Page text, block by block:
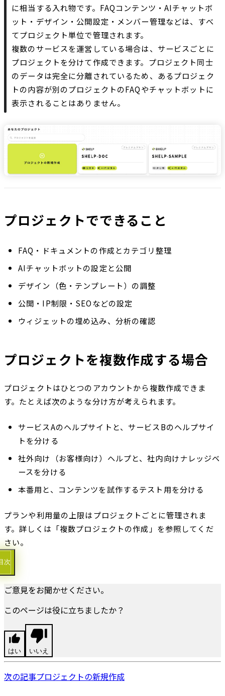
に相当する入れ物です。FAQコンテンツ・AIチャットボ
ット・デザイン・公開設定・メンバー管理などは、すべ
てプロジェクト単位で管理されます。
複数のサービスを運営している場合は、サービスごとに
プロジェクトを分けて作成できます。プロジェクト同士
のデータは完全に分離されているため、あるプロジェク
トの内容が別のプロジェクトのFAQやチャットボットに
表示されることはありません。
プロジェクトでできること
FAQ・ドキュメントの作成とカテゴリ整理
AIチャットボットの設定と公開
デザイン（色・テンプレート）の調整
公開・IP制限・SEOなどの設定
ウィジェットの埋め込み、分析の確認
プロジェクトを複数作成する場合
プロジェクトはひとつのアカウントから複数作成できま
す。たとえば次のような分け方が考えられます。
サービスAのヘルプサイトと、サービスBのヘルプサイ
トを分ける
社外向け（お客様向け）ヘルプと、社内向けナレッジベ
ースを分ける
本番用と、コンテンツを試作するテスト用を分ける
プランや利用量の上限はプロジェクトごとに管理されま
す。詳しくは「複数プロジェクトの作成」を参照してくだ
さい。
次
ご意見をお聞かせください。
このページは役に立ちましたか？
はい いいえ
次の記事プロジェクトの新規作成